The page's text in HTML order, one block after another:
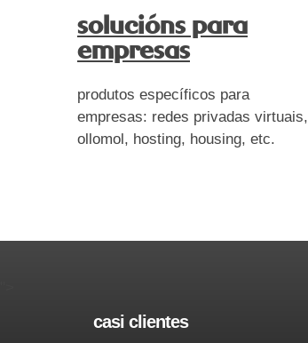
solucións para
empresas
produtos específicos para
empresas: redes privadas virtuais,
ollomol, hosting, housing, etc.
casi clientes